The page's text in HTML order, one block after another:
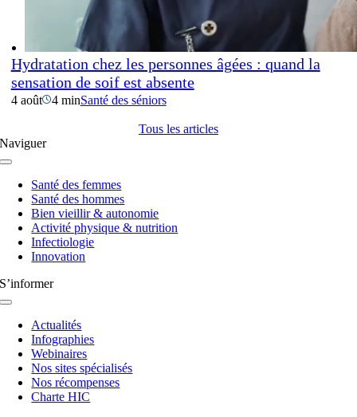
Hydratation chez les personnes âgées : quand la
sensation de soif est absente
4 août 4 minSanté des séniors
Tous les articles
Naviguer
Navigation
basculeSanté des femmes
Santé des hommes
Bien vieillir & autonomie
Activité physique & nutrition
Infectiologie
Innovation
S’informer
Navigation
basculeActualités
Infographies
Webinaires
Nos sites spécialisés
Nos récompenses
Charte HIC